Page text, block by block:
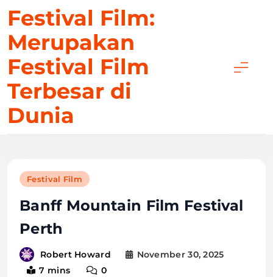
content
Festival Film:
Merupakan
Festival Film
Terbesar di
Dunia
Festival Film
Banff Mountain Film Festival
Perth
Robert Howard
November 30, 2025
7 mins
0